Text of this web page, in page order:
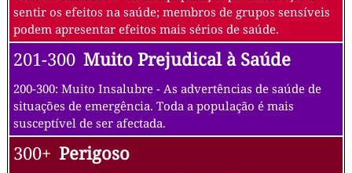
sentir os efeitos na saúde; membros de grupos sensíveis
podem apresentar efeitos mais sérios de saúde.
201-300 Muito Prejudical à Saúde
200-300: Muito Insalubre - As advertências de saúde de
situações de emergência. Toda a população é mais
susceptível de ser afectada.
300+ Perigoso